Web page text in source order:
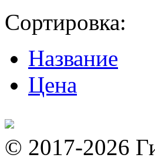
Сортировка:
Название
Цена
© 2017-2026